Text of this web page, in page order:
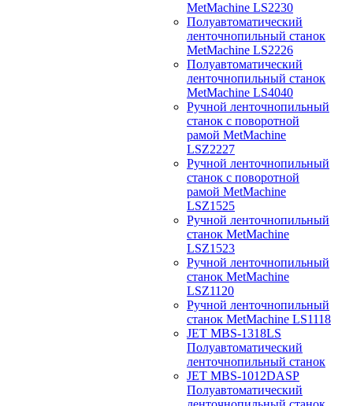
MetMachine LS2230
Полуавтоматический
ленточнопильный станок
MetMachine LS2226
Полуавтоматический
ленточнопильный станок
MetMachine LS4040
Ручной ленточнопильный
станок с поворотной
рамой MetMachine
LSZ2227
Ручной ленточнопильный
станок с поворотной
рамой MetMachine
LSZ1525
Ручной ленточнопильный
станок MetMachine
LSZ1523
Ручной ленточнопильный
станок MetMachine
LSZ1120
Ручной ленточнопильный
станок MetMachine LS1118
JET MBS-1318LS
Полуавтоматический
ленточнопильный станок
JET MBS-1012DASP
Полуавтоматический